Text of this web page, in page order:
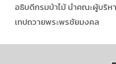
อธิบดีกรมป่าไม้ นำคณะผู้บริห
เทปถวายพระพรชัยมงคล